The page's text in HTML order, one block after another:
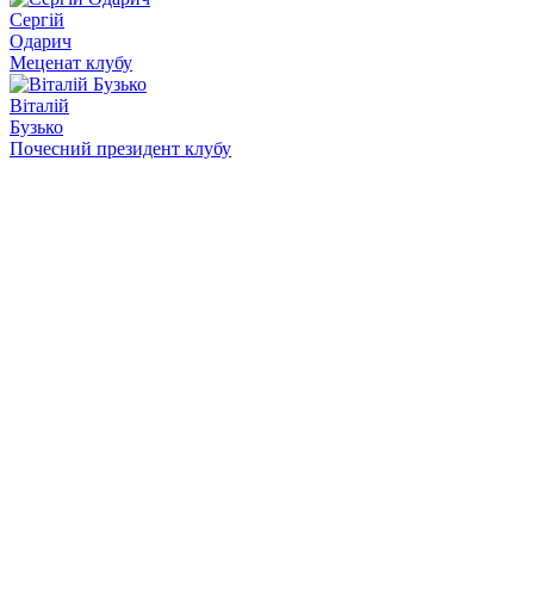
Сергій
Одарич
Меценат клубу
Віталій
Бузько
Почесний президент клубу